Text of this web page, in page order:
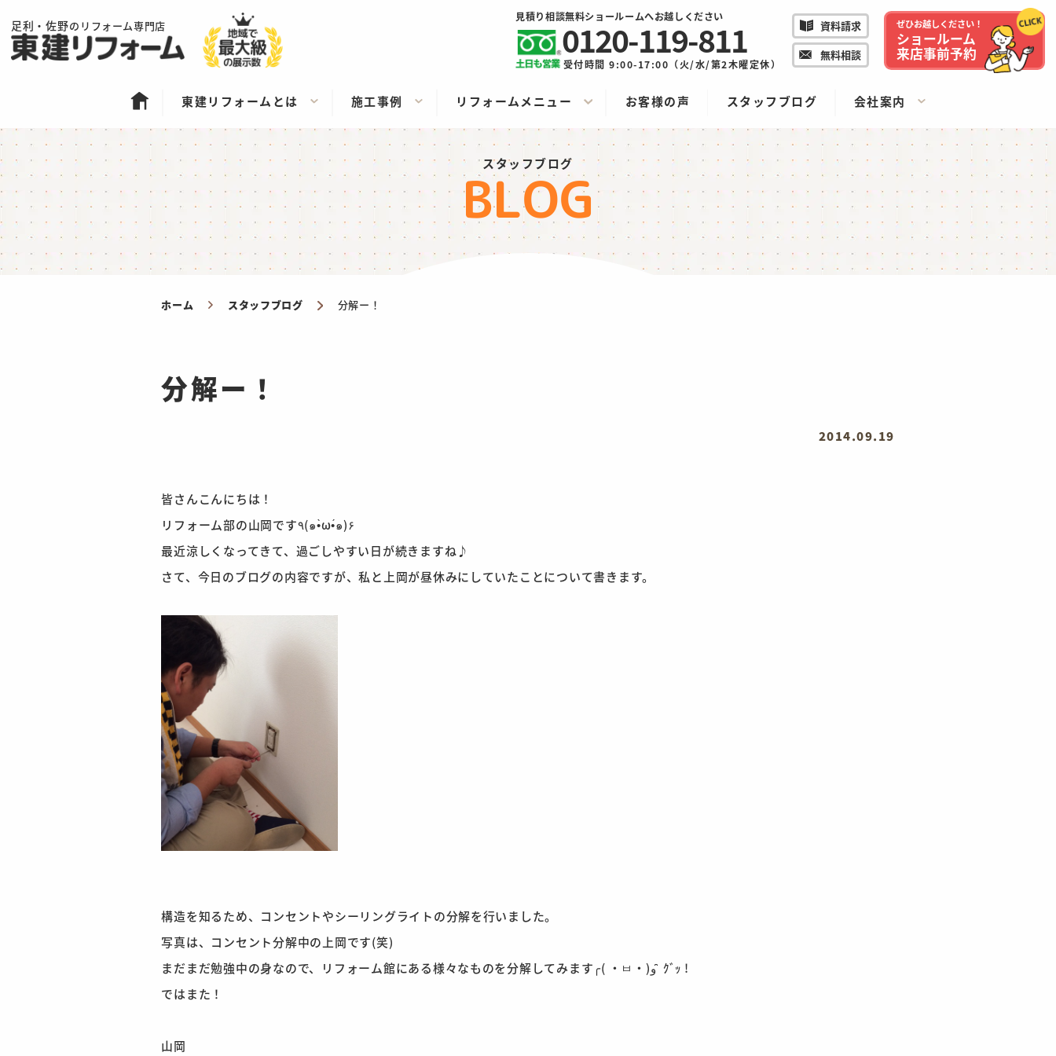
足利・佐野のリフォーム専門店
見積り相談無料ショールームへお越しください
0120-119-811
受付時間 9:00-17:00（火/水/第2木曜定休）
資料請求
無料相談
ぜひお越しください！
ショールーム
来店事前予約
東建リフォームとは 施工事例 リフォームメニュー お客様の声 スタッフブログ 会社案内
スタッフブログ
BLOG
ホーム スタッフブログ 分解ー！
分解ー！
2014.09.19
皆さんこんにちは！
リフォーム部の山岡です٩(๑•̀ω•́๑)۶
最近涼しくなってきて、過ごしやすい日が続きますね♪
さて、今日のブログの内容ですが、私と上岡が昼休みにしていたことについて書きます。
構造を知るため、コンセントやシーリングライトの分解を行いました。
写真は、コンセント分解中の上岡です(笑)
まだまだ勉強中の身なので、リフォーム館にある様々なものを分解してみます╭( ・ㅂ・)و ̑̑ ｸﾞｯ !
ではまた！
山岡